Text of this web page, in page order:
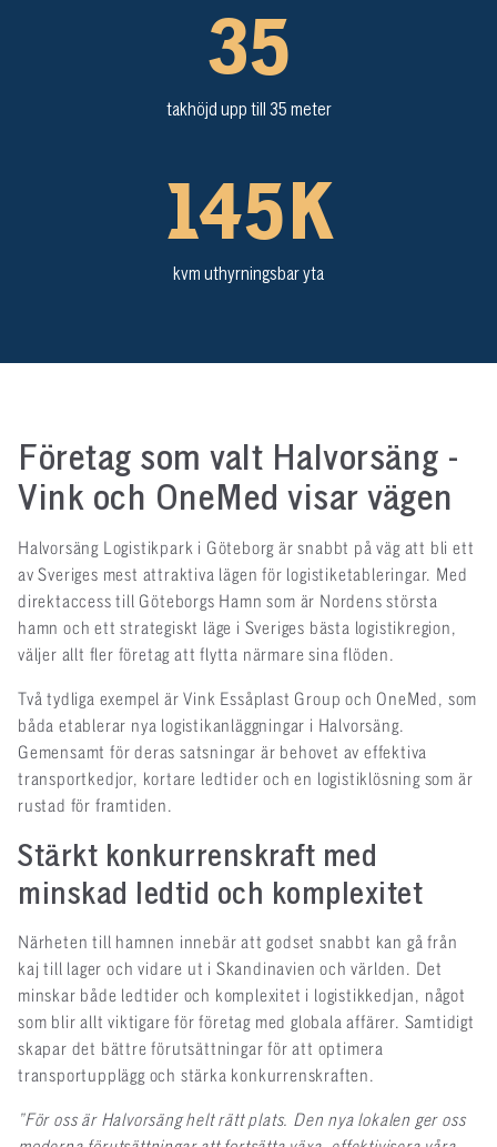
35
takhöjd upp till 35 meter
145K
kvm uthyrningsbar yta
Företag som valt Halvorsäng -
Vink och OneMed visar vägen
Halvorsäng Logistikpark i Göteborg är snabbt på väg att bli ett
av Sveriges mest attraktiva lägen för logistiketableringar. Med
direktaccess till Göteborgs Hamn som är Nordens största
hamn och ett strategiskt läge i Sveriges bästa logistikregion,
väljer allt fler företag att flytta närmare sina flöden.
Två tydliga exempel är Vink Essåplast Group och OneMed, som
båda etablerar nya logistikanläggningar i Halvorsäng.
Gemensamt för deras satsningar är behovet av effektiva
transportkedjor, kortare ledtider och en logistiklösning som är
rustad för framtiden.
Stärkt konkurrenskraft med
minskad ledtid och komplexitet
Närheten till hamnen innebär att godset snabbt kan gå från
kaj till lager och vidare ut i Skandinavien och världen. Det
minskar både ledtider och komplexitet i logistikkedjan, något
som blir allt viktigare för företag med globala affärer. Samtidigt
skapar det bättre förutsättningar för att optimera
transportupplägg och stärka konkurrenskraften.
”För oss är Halvorsäng helt rätt plats. Den nya lokalen ger oss